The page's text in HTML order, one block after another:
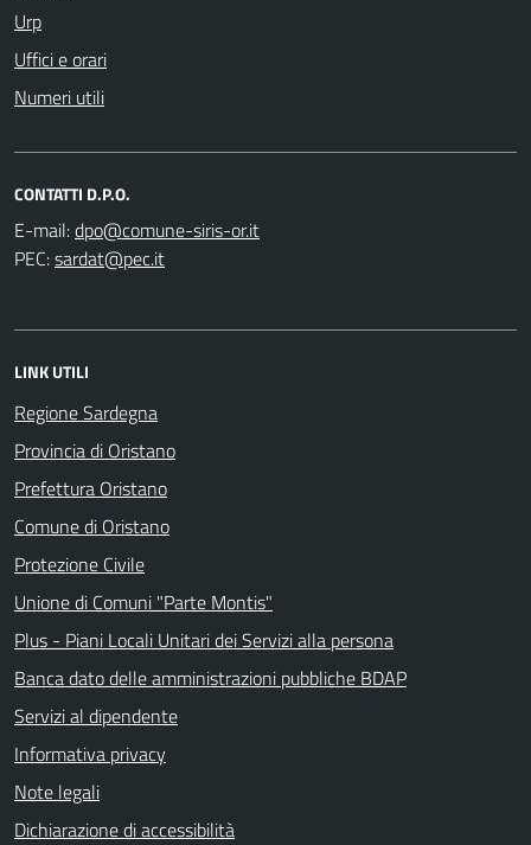
Urp
Uffici e orari
Numeri utili
CONTATTI D.P.O.
E-mail:
PEC:
LINK UTILI
Regione Sardegna
Provincia di Oristano
Prefettura Oristano
Comune di Oristano
Protezione Civile
Unione di Comuni "Parte Montis"
Plus - Piani Locali Unitari dei Servizi alla persona
Banca dato delle amministrazioni pubbliche BDAP
Servizi al dipendente
Informativa privacy
Note legali
Dichiarazione di accessibilità